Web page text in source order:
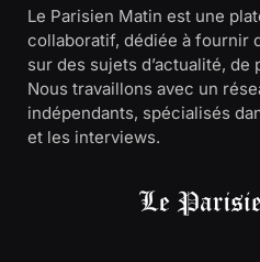
Le Parisien Matin est une
collaboratif, dédiée à fournir
sur des sujets d’actualité,
Nous travaillons avec un
indépendants, spécialisés
et les interviews.